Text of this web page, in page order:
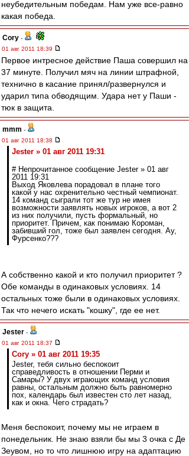
неубедительным победам. Нам уже все-равно
какая победа.
Cory -
01 авг 2011 18:39
Первое интресное действие Паша совершил на
37 минуте. Получил мяч на линии штрафной,
технично в касание принял/развернулся и
ударил типа обводящим. Удара нет у Паши -
тюк в защита.
mmm -
01 авг 2011 18:38
Jester » 01 авг 2011 19:31
# Непрочитанное сообщение Jester » 01 авг
2011 19:31
Выход Яковлева порадовал в плане того
какой у нас охренительно честный чемпионат.
14 команд сыграли тот же тур не имея
возможности заявлять новых игроков, а вот 2
из них получили, пусть формальный, но
приоритет. Причем, как понимаю Короман,
забивший гол, тоже был заявлен сегодня. Ау,
Фурсенко???
А собственно какой и кто получил приоритет ?
Обе команды в одинаковых условиях. 14
остальных тоже были в одинаковых условиях.
Так что нечего искать "кошку", где ее нет.
Jester -
01 авг 2011 18:37
Cory » 01 авг 2011 19:35
Jester, тебя сильно беспокоит
справедливость в отношении Перми и
Самары? У двух играющих команд условия
равны, остальным должно быть равномерно
пох, календарь был известен сто лет назад,
как и окна. Чего страдать?
Меня беспокоит, почему мы не играем в
понедельник. Не знаю взяли бы мы 3 очка с Де
Зеувом, но то что лишнюю игру на адаптацию